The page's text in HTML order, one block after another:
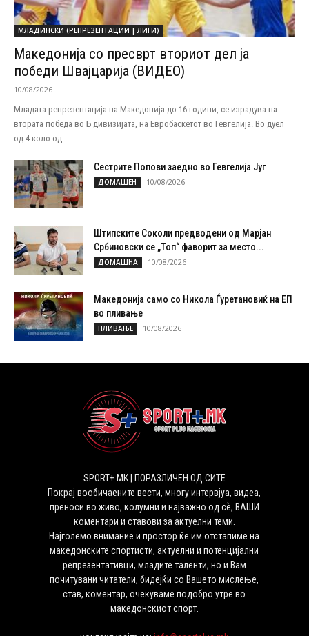
МЛАДИНСКИ (РЕПРЕЗЕНТАЦИИ | ЛИГИ)
Македонија со пресврт вториот дел ја
победи Швајцарија (ВИДЕО)
10/08/2026
Младата репрезентација на Македонија до 16 години, се израдува на
втората победа во Б дивизијата, на Евробаскетот во Гевгелија. Во дуел
од 4.коло од...
Сестрите Попови заедно во Гевгелија Југ
ДОМАШЕН 10/08/2026
Штипските Соколи предводени од Марјан
Србиновски се „Топ“ фаворит за место...
ДОМАШНА 10/08/2026
Македонија само со Никола Ѓуретановиќ на ЕП
во пливање
ПЛИВАЊЕ 10/08/2026
SPORT+ MK | ПОРАЗЛИЧЕН ОД СИТЕ
Покрај вообичаените вести, многу интервјуа, видеа,
преноси во живо, колумни и најважно од сѐ, ВАШИ
коментари и ставови за актуелни теми.
Најголемо внимание и простор ќе им отстапиме на
македонските спортисти, актуелни и потенцијални
репрезентативци, младите таленти, но и Вам
почитувани читатели, бидејќи со Вашето мислење,
став, коментар, очекуваме подобро утре во
македонскиот спорт.